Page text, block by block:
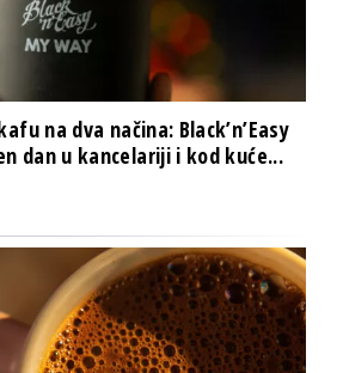
na dva načina: Black’n’Easy
dan u kancelariji i kod kuće...